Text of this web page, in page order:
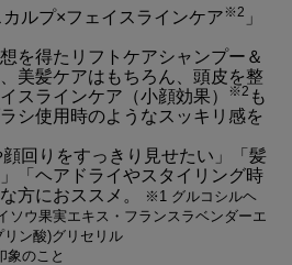
カルプ×フェイスラインケア※2 」
を得たリフトケアシャンプー＆
美髪ケアはもちろん、頭皮を整
スラインケア（小顔効果）
※2 も
シ使用時のようなスッキリ感を
顔回りをすっきり見せたい」「髪
「ヘアドライやスタイリング時
方におススメ。
※1 グルコシルヘ
ソウ果実エキス・フランスラベンダーエ
ン酸)グリセリル
象のこと